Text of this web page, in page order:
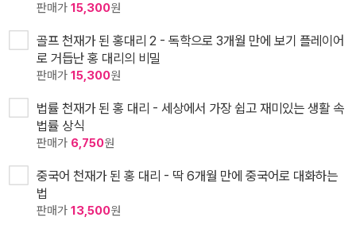
판매가 15,300원
골프 천재가 된 홍대리 2 - 독학으로 3개월 만에 보기 플레이어
로 거듭난 홍 대리의 비밀
판매가 15,300원
법률 천재가 된 홍 대리 - 세상에서 가장 쉽고 재미있는 생활 속
법률 상식
판매가 6,750원
중국어 천재가 된 홍 대리 - 딱 6개월 만에 중국어로 대화하는
법
판매가 13,500원